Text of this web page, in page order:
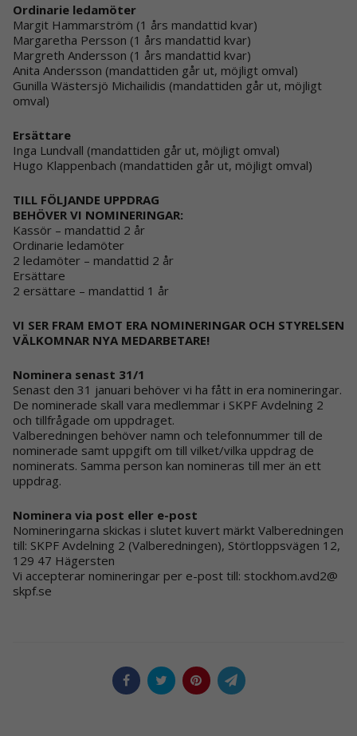
Ordinarie ledamöter
Margit Hammarström (1 års mandattid kvar)
Margaretha Persson (1 års mandattid kvar)
Margreth Andersson (1 års mandattid kvar)
Anita Andersson (mandattiden går ut, möjligt omval)
Gunilla Wästersjö Michailidis (mandattiden går ut, möjligt
omval)
Ersättare
Inga Lundvall (mandattiden går ut, möjligt omval)
Hugo Klappenbach (mandattiden går ut, möjligt omval)
TILL FÖLJANDE UPPDRAG
BEHÖVER VI NOMINERINGAR:
Kassör – mandattid 2 år
Ordinarie ledamöter
2 ledamöter – mandattid 2 år
Ersättare
2 ersättare – mandattid 1 år
VI SER FRAM EMOT ERA NOMINERINGAR OCH STYRELSEN
VÄLKOMNAR NYA MEDARBETARE!
Nominera senast 31/1
Senast den 31 januari behöver vi ha fått in era nomineringar.
De nominerade skall vara medlemmar i SKPF Avdelning 2
och tillfrågade om uppdraget.
Valberedningen behöver namn och telefonnummer till de
nominerade samt uppgift om till vilket/vilka uppdrag de
nominerats. Samma person kan nomineras till mer än ett
uppdrag.
Nominera via post eller e-post
Nomineringarna skickas i slutet kuvert märkt Valberedningen
till: SKPF Avdelning 2 (Valberedningen), Störtloppsvägen 12,
129 47 Hägersten
Vi accepterar nomineringar per e-post till: stockhom.avd2@
skpf.se